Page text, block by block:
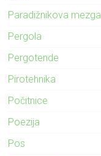
Paradižnikova mezga
Pergola
Pergotende
Pirotehnika
Počitnice
Poezija
Pos